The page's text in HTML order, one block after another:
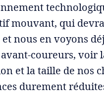
mouvant, qui
nous en voyons
avant-coureurs, voir
et la taille de nos
durement